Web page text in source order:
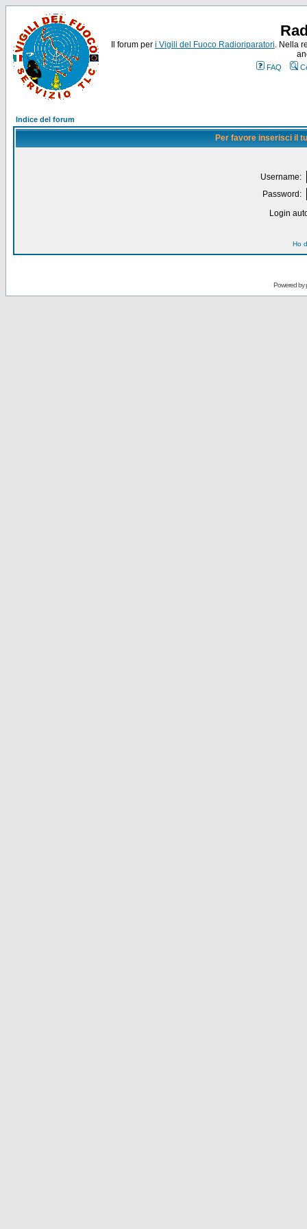
Il forum per i Vigili del Fuoco Radioriparatori. Nella
FAQ
Indice del forum
Per favore inserisci il
Username:
Password:
Login
Ho
Powered by